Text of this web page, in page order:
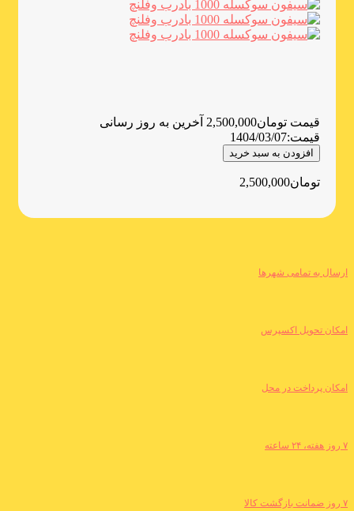
قیمت تومان2,500,000 آخرین به روز رسانی
قیمت:1404/03/07
افزودن به سبد خرید
تومان2,500,000
ارسال به تمامی شهرها
امکان تحویل اکسپرس
امکان پرداخت در محل
۷ روز هفته، ۲۴ ساعته
۷ روز ضمانت بازگشت کالا